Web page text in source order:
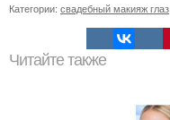
Категории: свадебный макияж глаз
Читайте также